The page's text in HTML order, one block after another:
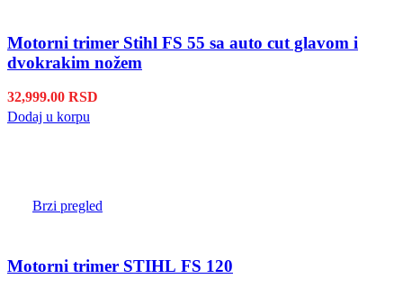
Motorni trimer Stihl FS 55 sa auto cut glavom i
dvokrakim nožem
32,999.00 RSD
Dodaj u korpu
Brzi pregled
Motorni trimer STIHL FS 120